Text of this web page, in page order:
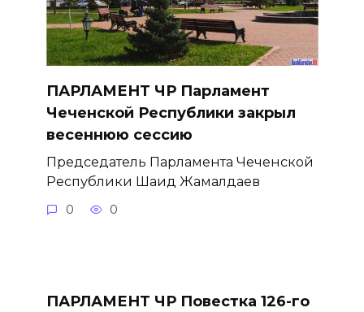
ПАРЛАМЕНТ ЧР Парламент
Чеченской Республики закрыл
весеннюю сессию
Председатель Парламента Чеченской
Республики Шаид Жамалдаев
0 0
ПАРЛАМЕНТ ЧР Повестка 126-го